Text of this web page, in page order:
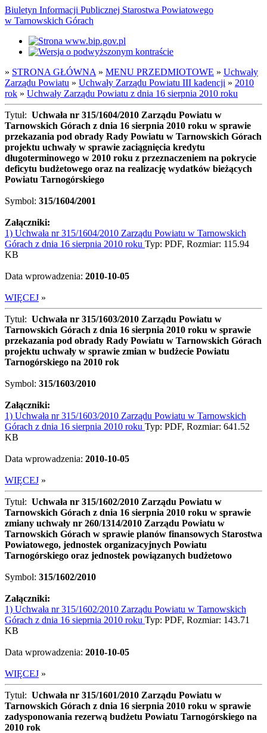
Biuletyn Informacji Publicznej Starostwa Powiatowego
w Tarnowskich Górach
» STRONA GŁÓWNA » MENU PRZEDMIOTOWE » Uchwały
Zarządu Powiatu » Uchwały Zarządu Powiatu III kadencji » 2010
rok » Uchwały Zarządu Powiatu z dnia 16 sierpnia 2010 roku
Tytuł: Uchwała nr 315/1604/2010 Zarządu Powiatu w
Tarnowskich Górach z dnia 16 sierpnia 2010 roku w sprawie
przekazania pod obrady Rady Powiatu w Tarnowskich Górach
projektu uchwały w sprawie zaciągnięcia kredytu
długoterminowego w 2010 roku z przeznaczeniem na pokrycie
deficytu budżetowego oraz na realizację wydatków bieżących
Powiatu Tarnogórskiego
Symbol: 315/1604/2001
Załączniki:
1) Uchwała nr 315/1604/2010 Zarządu Powiatu w Tarnowskich
Górach z dnia 16 sierpnia 2010 roku Typ: PDF, Rozmiar: 115.94
KB
Data wprowadzenia: 2010-10-05
WIĘCEJ »
Tytuł: Uchwała nr 315/1603/2010 Zarządu Powiatu w
Tarnowskich Górach z dnia 16 sierpnia 2010 roku w sprawie
przekazania pod obrady Rady Powiatu w Tarnowskich Górach
projektu uchwały w sprawie zmian w budżecie Powiatu
Tarnogórskiego na 2010 rok
Symbol: 315/1603/2010
Załączniki:
1) Uchwała nr 315/1603/2010 Zarządu Powiatu w Tarnowskich
Górach z dnia 16 sierpnia 2010 roku Typ: PDF, Rozmiar: 641.52
KB
Data wprowadzenia: 2010-10-05
WIĘCEJ »
Tytuł: Uchwała nr 315/1602/2010 Zarządu Powiatu w
Tarnowskich Górach z dnia 16 sierpnia 2010 roku w sprawie
zmiany uchwały nr 260/1314/2010 Zarządu Powiatu w
Tarnowskich Górach w sprawie planów finansowych Starostwa
Powiatowego, jednostek organizacyjnych Powiatu
Tarnogórskiego oraz jednostek powiązanych budżetowo
Symbol: 315/1602/2010
Załączniki:
1) Uchwała nr 315/1602/2010 Zarządu Powiatu w Tarnowskich
Górach z dnia 16 sieprnia 2010 roku Typ: PDF, Rozmiar: 143.71
KB
Data wprowadzenia: 2010-10-05
WIĘCEJ »
Tytuł: Uchwała nr 315/1601/2010 Zarządu Powiatu w
Tarnowskich Górach z dnia 16 sierpnia 2010 roku w sprawie
zadysponowania rezerwą budżetu Powiatu Tarnogórskiego na
2010 rok